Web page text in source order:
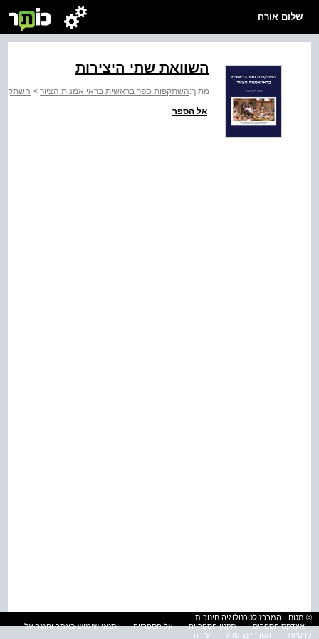
שלום אורח
השוואת שתי היצירות
מתוך:השתקפות ספר בראשית בראי אמנות הציור >
אל הספר
© מטח - המרכז לטכנולוגיה חינוכית
אינדקס הספרים
תקנון הספרייה על הספרייה
תנאי שימוש באתר והגנה על
פרטיות
הסדרי נגישות עזרה